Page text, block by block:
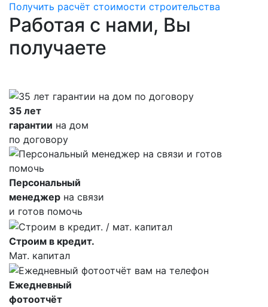
Получить расчёт стоимости строительства
Работая с нами, Вы
получаете
35 лет
гарантии на дом
по договору
Персональный
менеджер на связи
и готов помочь
Строим в кредит.
Мат. капитал
Ежедневный
фотоотчёт